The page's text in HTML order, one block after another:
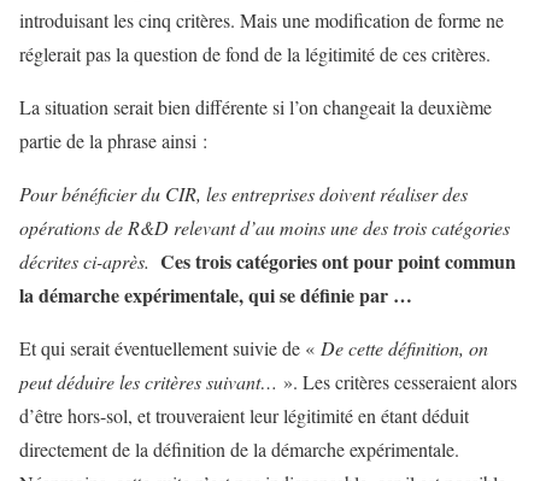
introduisant les cinq critères. Mais une modification de forme ne
réglerait pas la question de fond de la légitimité de ces critères.
La situation serait bien différente si l’on changeait la deuxième
partie de la phrase ainsi :
Pour bénéficier du CIR, les entreprises doivent réaliser des
opérations de R&D relevant d’au moins une des trois catégories
décrites ci-après. Ces trois catégories ont pour point commun
la démarche expérimentale, qui se définie par …
Et qui serait éventuellement suivie de « De cette définition, on
peut déduire les critères suivant… ». Les critères cesseraient alors
d’être hors-sol, et trouveraient leur légitimité en étant déduit
directement de la définition de la démarche expérimentale.